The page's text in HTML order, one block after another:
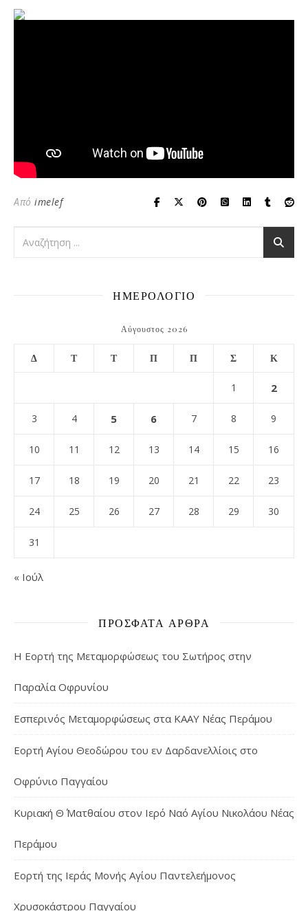
Από imelef
ΗΜΕΡΟΛΟΓΙΟ
Αύγουστος 2026
Δ Τ Τ Π Π Σ Κ
1 2
3 4 5 6 7 8 9
10 11 12 13 14 15 16
17 18 19 20 21 22 23
24 25 26 27 28 29 30
31
« Ιούλ
ΠΡΌΣΦΑΤΑ ΆΡΘΡΑ
Η Εορτή της Μεταμορφώσεως του Σωτήρος στην
Παραλία Οφρυνίου
Εσπερινός Μεταμορφώσεως στα ΚΑΑΥ Νέας Περάμου
Εορτή Αγίου Θεοδώρου του εν Δαρδανελλίοις στο
Οφρύνιο Παγγαίου
Κυριακή Θ΄ Ματθαίου στον Ιερό Ναό Αγίου Νικολάου Νέας
Περάμου
Εορτή της Ιεράς Μονής Αγίου Παντελεήμονος
Χρυσοκάστρου Παγγαίου